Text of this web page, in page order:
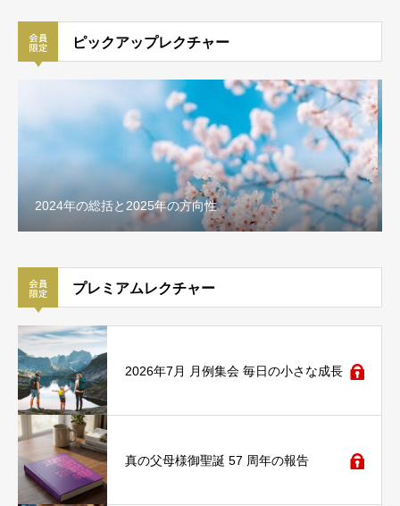
ピックアップレクチャー
神様と共に生きる時代
プレミアムレクチャー
2026年7月 月例集会 毎日の小さな成長
真の父母様御聖誕 57 周年の報告